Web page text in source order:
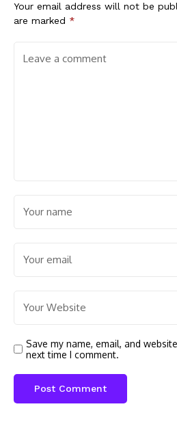
Your email address will not be
are marked *
Save my name, email, and
next time I comment.